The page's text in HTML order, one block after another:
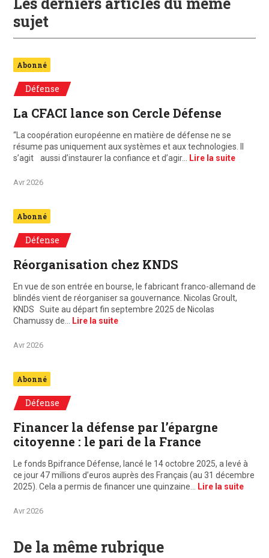
sujet
Abonné
Défense
La CFACI lance son Cercle Défense
“La coopération européenne en matière de défense ne se
résume pas uniquement aux systèmes et aux technologies. Il
s’agit aussi d’instaurer la confiance et d’agir… Lire la suite
Avr 2026
Abonné
Défense
Réorganisation chez KNDS
En vue de son entrée en bourse, le fabricant franco-allemand de
blindés vient de réorganiser sa gouvernance. Nicolas Groult,
KNDS Suite au départ fin septembre 2025 de Nicolas
Chamussy de… Lire la suite
Avr 2026
Abonné
Défense
Financer la défense par l’épargne
citoyenne : le pari de la France
Le fonds Bpifrance Défense, lancé le 14 octobre 2025, a levé à
ce jour 47 millions d’euros auprès des Français (au 31 décembre
2025). Cela a permis de financer une quinzaine… Lire la suite
Avr 2026
De la même rubrique